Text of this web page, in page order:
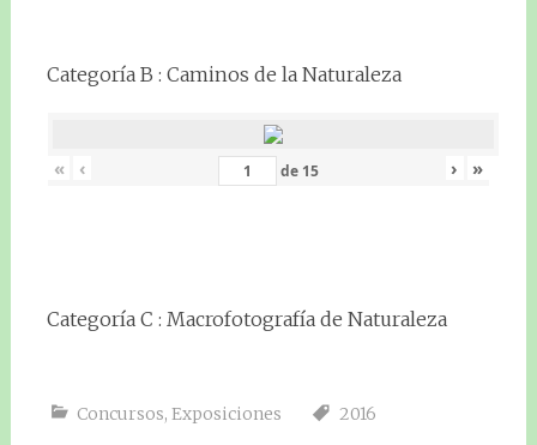
Categoría B : Caminos de la Naturaleza
« ‹ de 15 › »
Categoría C : Macrofotografía de Naturaleza
Concursos, Exposiciones 2016